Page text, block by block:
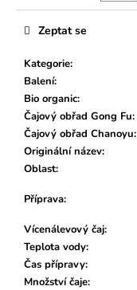
Kategorie:
Balení:
Bio organic:
Čajový obřad Gong Fu:
Čajový obřad Chanoyu:
Originální název:
Oblast:
Příprava:
Vícenálevový čaj:
Teplota vody:
Čas přípravy:
Množství čaje:
Zeptat se
r
u
u
m
e